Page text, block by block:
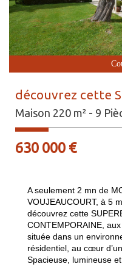
découvrez cette
Maison 220 m² - 9
630 000 €
A seulement 2 mn de
VOUJEAUCOURT, à 5
découvrez cette
CONTEMPORAINE,
située dans un
résidentiel, au cœur
Spacieuse, lumineuse